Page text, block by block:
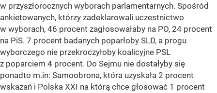
w przyszłorocznych wyborach parlamentarnych. Spośród
ankietowanych, którzy zadeklarowali uczestnictwo
w wyborach, 46 procent zagłosowałaby na PO, 24 procent
na PiS. 7 procent badanych poparłoby SLD, a progu
wyborczego nie przekroczyłoby koalicyjne PSL
z poparciem 4 procent. Do Sejmu nie dostałyby się
ponadto m.in: Samoobrona, która uzyskała 2 procent
wskazań i Polska XXI na którą chce głosować 1 procent